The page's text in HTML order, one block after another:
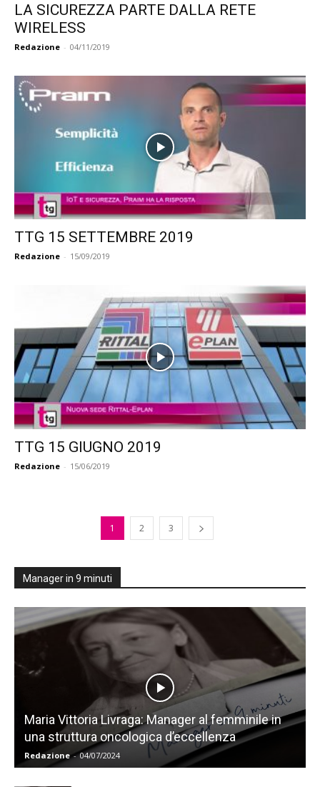
LA SICUREZZA PARTE DALLA RETE
WIRELESS
Redazione - 04/11/2019
TTG 15 SETTEMBRE 2019
Redazione - 15/09/2019
TTG 15 GIUGNO 2019
Redazione - 15/06/2019
1 2 3
Manager in 9 minuti
Maria Vittoria Livraga: Manager al femminile in
una struttura oncologica d’eccellenza
Redazione - 04/07/2024